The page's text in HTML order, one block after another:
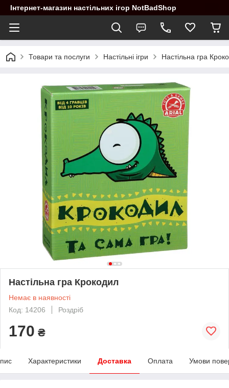
Інтернет-магазин настільних ігор NotBadShop
Товари та послуги Настільні ігри Настільна гра
Настільна гра Крокодил
Немає в наявності
Код: 14206
Роздріб
170 ₴
Характеристики Доставка Оплата Умови